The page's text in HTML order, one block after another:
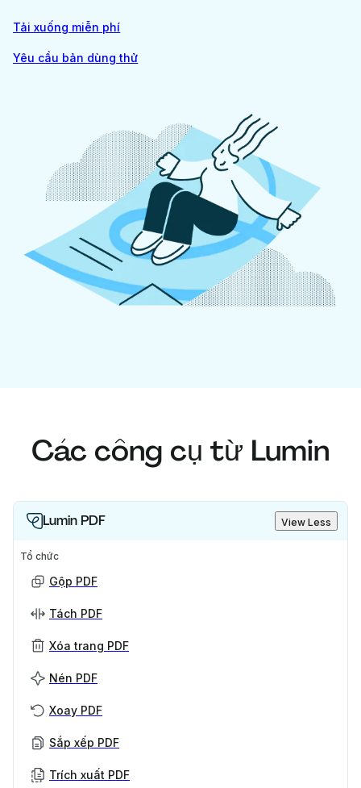
Tải xuống miễn phí
Yêu cầu bản dùng thử
Các công cụ từ Lumin
Lumin PDF View Less
Tổ chức
Gộp PDF
Tách PDF
Xóa trang PDF
Nén PDF
Xoay PDF
Sắp xếp PDF
Trích xuất PDF